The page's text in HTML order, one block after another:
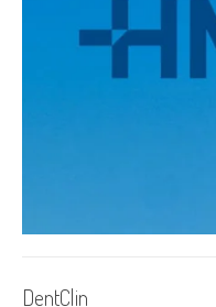
DentClin